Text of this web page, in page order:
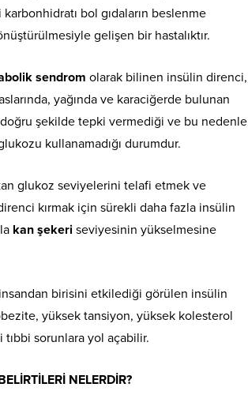
bol gıdaların beslenme
gelişen bir hastalıktır.
sendrom olarak bilinen insülin direnci,
yağında ve karaciğerde bulunan
şekilde tepki vermediği ve bu nedenle
kullanamadığı durumdur.
glukoz seviyelerini telafi etmek ve
kırmak için sürekli daha fazla insülin
kan şekeri seviyesinin yükselmesine
birisini etkilediği görülen insülin
yüksek tansiyon, yüksek kolesterol
sorunlara yol açabilir.
NELERDİR?